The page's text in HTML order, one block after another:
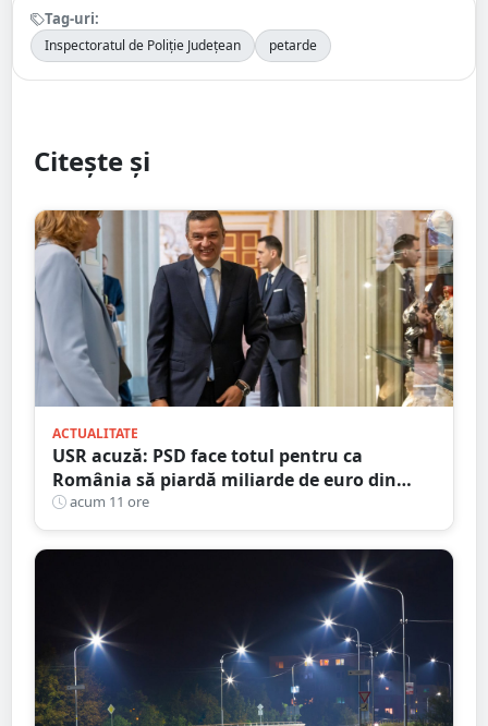
Tag-uri:
Inspectoratul de Poliție Județean petarde
Citește și
ACTUALITATE
USR acuză: PSD face totul pentru ca
România să piardă miliarde de euro din
PNRR
acum 11 ore